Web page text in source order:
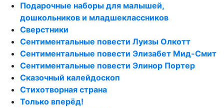
Подарочные наборы для малышей,
дошкольников и младшеклассников
Сверстники
Сентиментальные повести Луизы Олкотт
Сентиментальные повести Элизабет Мид-Смит
Сентиментальные повести Элинор Портер
Сказочный калейдоскоп
Стихотворная страна
Только вперёд!